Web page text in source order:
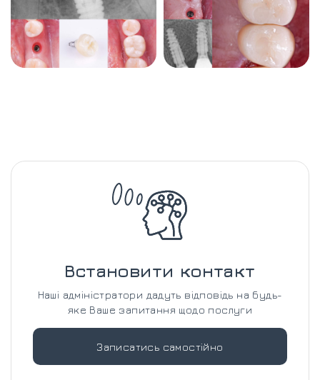
Встановити контакт
Наші адміністратори дадуть відповідь на будь-
яке Ваше запитання щодо послуги
Записатись самостійно